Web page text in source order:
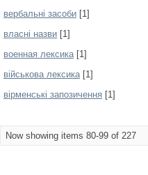
вербальні засоби [1]
власні назви [1]
военная лексика[1]
військова лексика[1]
вірменські запозичення [1]
Now showing items 80-99 of 227